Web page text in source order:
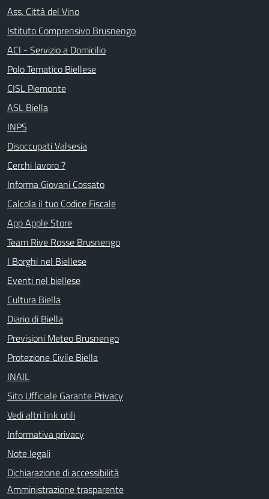
Ass. Città del Vino
Istituto Comprensivo Brusnengo
ACI - Servizio a Domicilio
Polo Tematico Biellese
CISL Piemonte
ASL Biella
INPS
Disoccupati Valsesia
Cerchi lavoro ?
Informa Giovani Cossato
Calcola il tuo Codice Fiscale
App Apple Store
Team Rive Rosse Brusnengo
I Borghi nel Biellese
Eventi nel biellese
Cultura Biella
Diario di Biella
Previsioni Meteo Brusnengo
Protezione Civile Biella
INAIL
Sito Ufficiale Garante Privacy
Vedi altri link utili
Informativa privacy
Note legali
Dichiarazione di accessibilità
Amministrazione trasparente